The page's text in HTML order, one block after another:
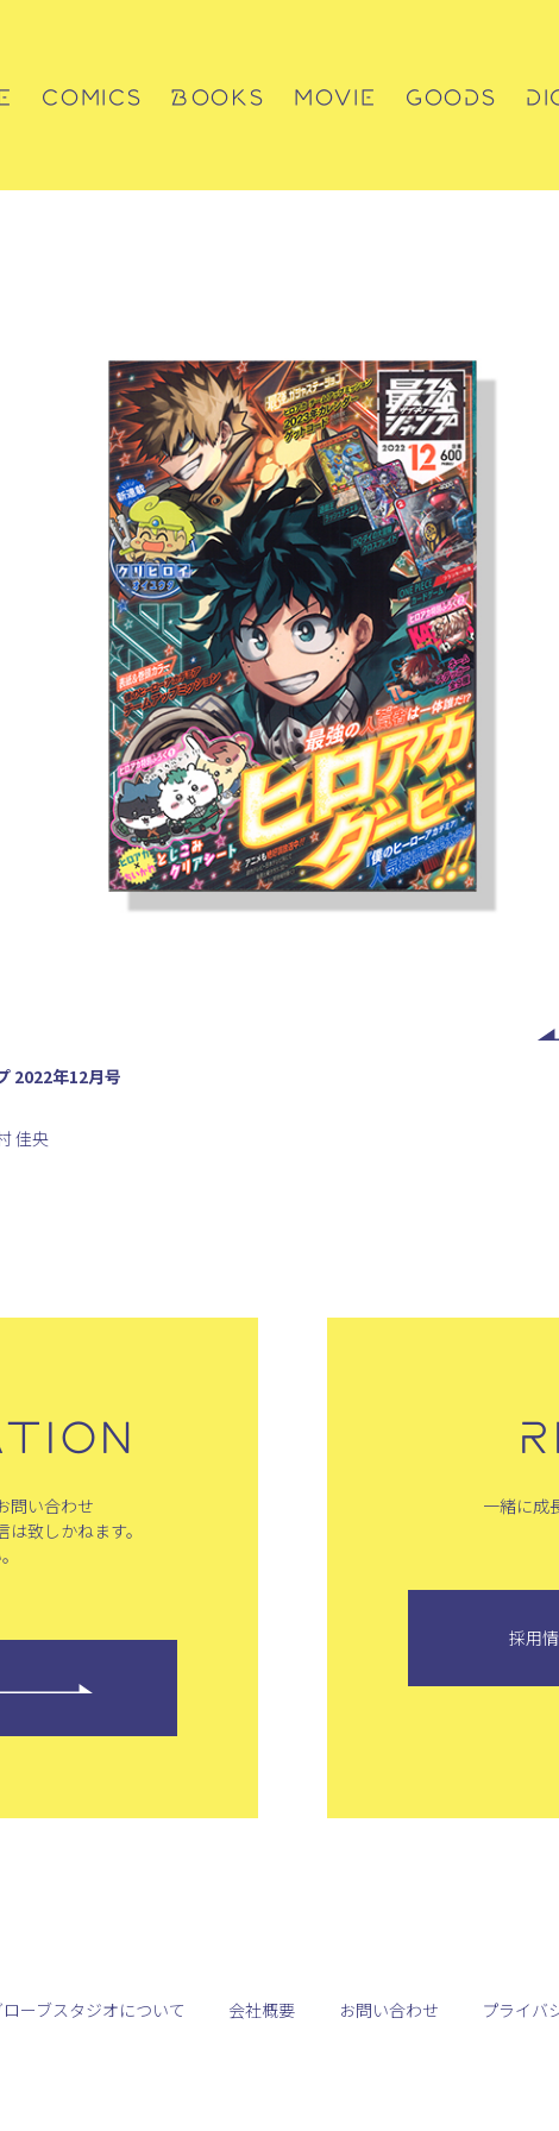
COMICS BOOKS MOVIE GOODS
2022年12月号
佳央
問い合わせ
致しかねます。
一緒に成
採用
ーブスタジオについて 会社概要 お問い合わせ プライバ